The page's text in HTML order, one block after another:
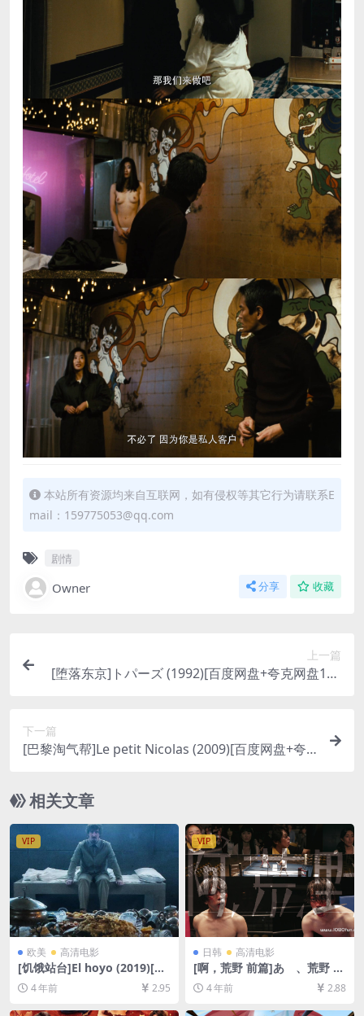
本站所有资源均来自互联网，如有侵权等其它行为请联系E
mail：159775053@qq.com
剧情
Owner 分享 收藏
上一篇
[堕落东京]トパーズ (1992)[百度网盘+夸克网盘108
下一篇
[巴黎淘气帮]Le petit Nicolas (2009)[百度网盘+夸
[MP4/5.9GB][中文字幕]
相关文章
VIP
欧美 高清电影
[饥饿站台]El hoyo (2019)[百
度网盘+迅雷云盘资源1080P
超清未删减][MP4/6GB][中文
字幕]
4 年前 2.95
VIP
日韩 高清电影
[啊，荒野 前篇]あゝ、荒野 前
篇 (2017)[百度网盘+迅雷云盘
资源1080P超清未删减][MP4/
10GB][日语中字]
4 年前 2.88